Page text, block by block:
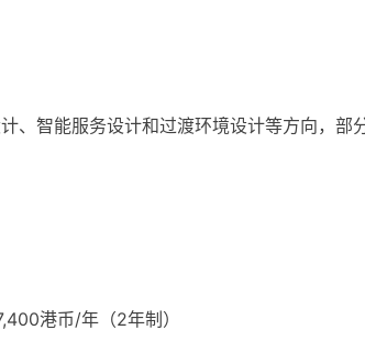
、智能服务设计和过渡环境设计等方向，部
港币/年（2年制）